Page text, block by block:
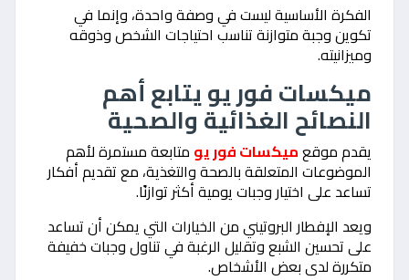
الفكرة الأساسية ليست في وصفة واحدة، وإنما في
تكوين وجبة متوازنة تناسب احتياجات الشخص وذوقه
وميزانيته.
ميكسات فور يو يتابع أهم
النصائح الغذائية والصحية
يقدم موقعميكسات فور يو متابعة مستمرة لأهم
الموضوعات المتعلقة بالصحة والتغذية، مع تقديم أفكار
تساعد على اختيار وجبات يومية أكثر توازنًا.
ويعد الإفطار البروتيني من الخيارات التي يمكن أن تساعد
على تحسين الشبع وتقليل الرغبة في تناول وجبات خفيفة
متكررة لدى بعض الأشخاص.